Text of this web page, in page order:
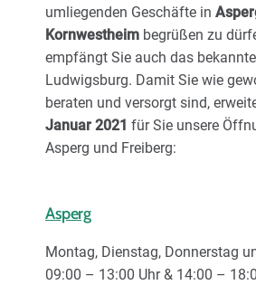
umliegenden Geschäfte in
Kornwestheim begrüßen zu
empfängt Sie auch das
Ludwigsburg. Damit Sie wie
beraten und versorgt sind,
Januar 2021 für Sie unsere
Asperg und Freiberg:
Asperg
Montag, Dienstag, Donnerstag
09:00 – 13:00 Uhr & 14:00 –